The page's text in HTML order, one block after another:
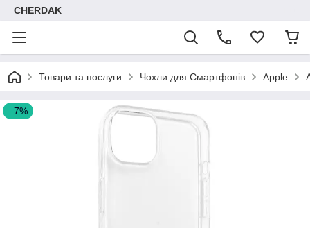
CHERDAK
Товари та послуги Чохли для Смартфонів Apple
–7%